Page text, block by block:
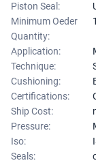
Piston Seal:
Minimum Oeder
Quantity:
Application:
Technique:
Cushioning:
Certifications:
Ship Cost:
Pressure:
Iso:
Seals: